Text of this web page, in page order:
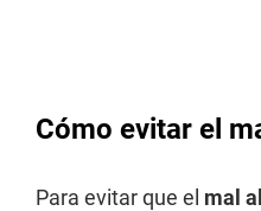
Cómo evitar el
Para evitar que el mal